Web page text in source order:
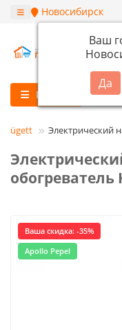
Новосибирск
Ваш
Каталог
Hügett Электрический
обогреватель
Ваша скидка: -35%
Apollo Pepel